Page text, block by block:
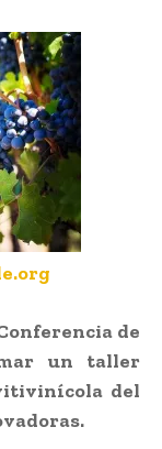
de
un taller
del